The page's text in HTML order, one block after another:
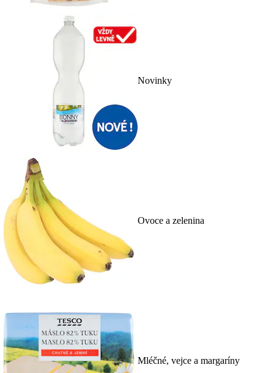
Novinky
Ovoce a zelenina
Mléčné, vejce a margaríny